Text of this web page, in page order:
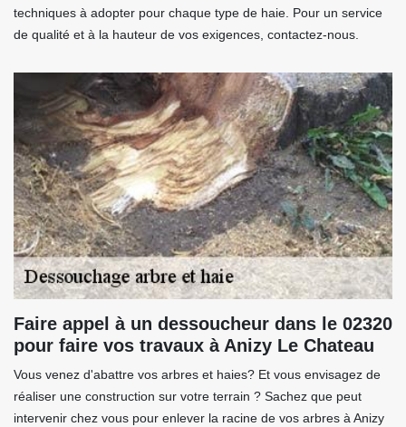
techniques à adopter pour chaque type de haie. Pour un service
de qualité et à la hauteur de vos exigences, contactez-nous.
Faire appel à un dessoucheur dans le 02320
pour faire vos travaux à Anizy Le Chateau
Vous venez d'abattre vos arbres et haies? Et vous envisagez de
réaliser une construction sur votre terrain ? Sachez que peut
intervenir chez vous pour enlever la racine de vos arbres à Anizy